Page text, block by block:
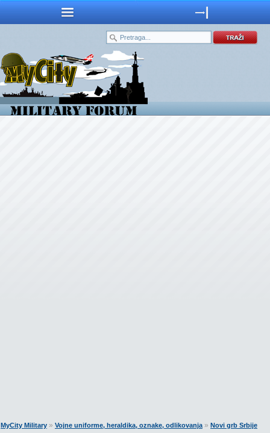
MyCity Military » Vojne uniforme, heraldika, oznake, odlikovanja» Novi grb Srbije